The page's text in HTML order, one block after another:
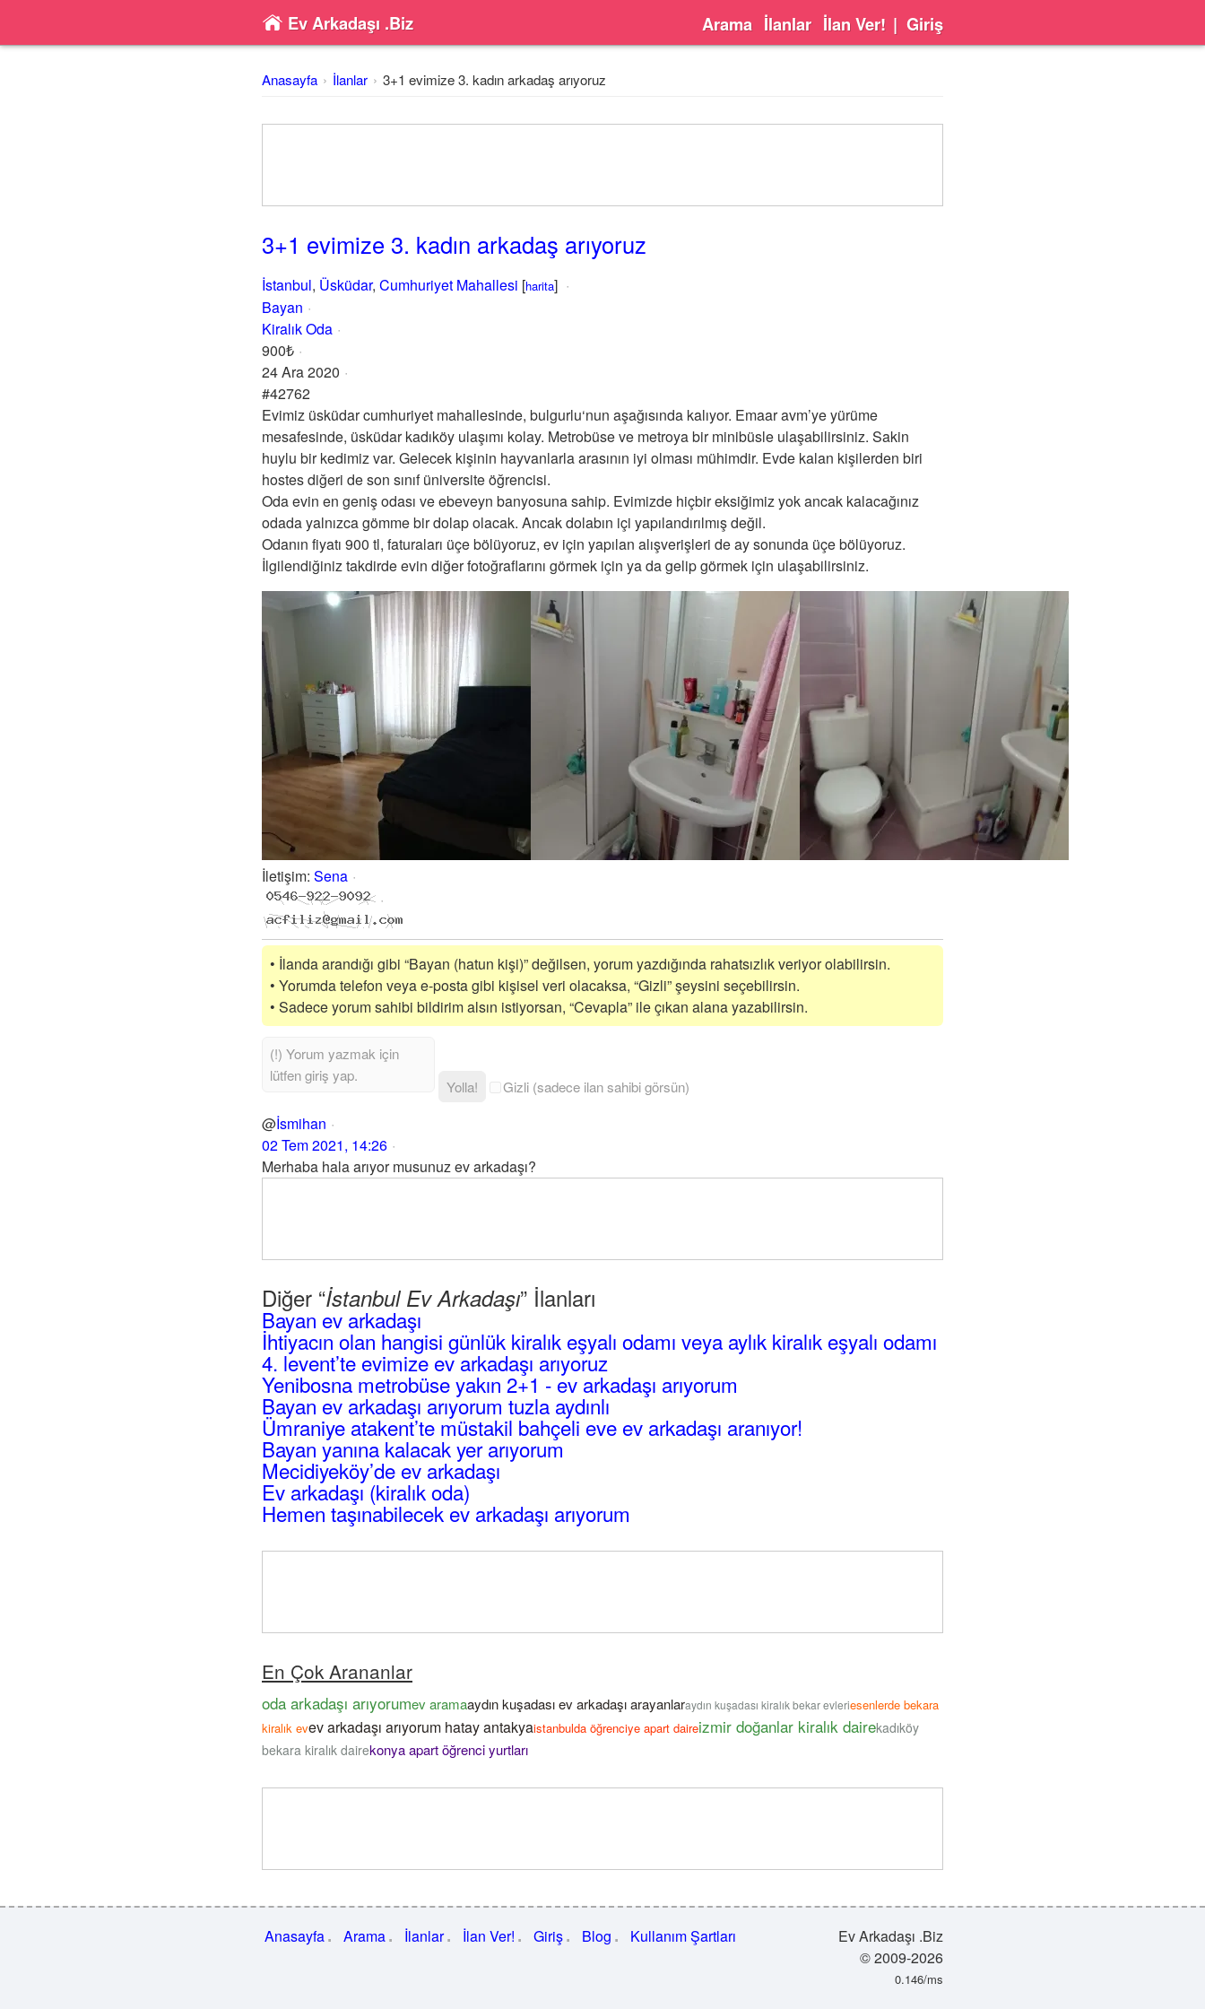
Ev Arkadaşı .Biz Arama İlanlar İlan Ver! | Giriş
Anasayfa İlanlar 3+1 evimize 3. kadın arkadaş arıyoruz
3+1 evimize 3. kadın arkadaş arıyoruz
İstanbul, Üsküdar, Cumhuriyet Mahallesi [harita]
Bayan
Kiralık Oda
900₺
24 Ara 2020
#42762
Evimiz üsküdar cumhuriyet mahallesinde, bulgurlu‘nun aşağısında kalıyor. Emaar avm’ye yürüme
mesafesinde, üsküdar kadıköy ulaşımı kolay. Metrobüse ve metroya bir minibüsle ulaşabilirsiniz. Sakin
huylu bir kedimiz var. Gelecek kişinin hayvanlarla arasının iyi olması mühimdir. Evde kalan kişilerden biri
hostes diğeri de son sınıf üniversite öğrencisi.
Oda evin en geniş odası ve ebeveyn banyosuna sahip. Evimizde hiçbir eksiğimiz yok ancak kalacağınız
odada yalnızca gömme bir dolap olacak. Ancak dolabın içi yapılandırılmış değil.
Odanın fiyatı 900 tl, faturaları üçe bölüyoruz, ev için yapılan alışverişleri de ay sonunda üçe bölüyoruz.
İlgilendiğiniz takdirde evin diğer fotoğraflarını görmek için ya da gelip görmek için ulaşabilirsiniz.
İletişim: Sena
• İlanda arandığı gibi “Bayan (hatun kişi)” değilsen, yorum yazdığında rahatsızlık veriyor olabilirsin.
• Yorumda telefon veya e-posta gibi kişisel veri olacaksa, “Gizli” şeysini seçebilirsin.
• Sadece yorum sahibi bildirim alsın istiyorsan, “Cevapla” ile çıkan alana yazabilirsin.
Yolla! Gizli (sadece ilan sahibi görsün)
@İsmihan
02 Tem 2021, 14:26
Merhaba hala arıyor musunuz ev arkadaşı?
Diğer “İstanbul Ev Arkadaşı” İlanları
Bayan ev arkadaşı
İhtiyacın olan hangisi günlük kiralık eşyalı odamı veya aylık kiralık eşyalı odamı
4. levent’te evimize ev arkadaşı arıyoruz
Yenibosna metrobüse yakın 2+1 - ev arkadaşı arıyorum
Bayan ev arkadaşı arıyorum tuzla aydınlı
Ümraniye atakent’te müstakil bahçeli eve ev arkadaşı aranıyor!
Bayan yanına kalacak yer arıyorum
Mecidiyeköy’de ev arkadaşı
Ev arkadaşı (kiralık oda)
Hemen taşınabilecek ev arkadaşı arıyorum
En Çok Arananlar
oda arkadaşı arıyorumev aramaaydın kuşadası ev arkadaşı arayanlaraydın kuşadası kiralık bekar evleriesenlerde bekara
kiralık evev arkadaşı arıyorum hatay antakyaistanbulda öğrenciye apart daireizmir doğanlar kiralık dairekadıköy
bekara kiralık dairekonya apart öğrenci yurtları
Anasayfa Arama İlanlar İlan Ver! Giriş Blog Kullanım Şartları
Ev Arkadaşı .Biz
© 2009-2026
0.146/ms